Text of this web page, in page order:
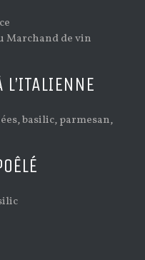
Marchand de vin
L’ITALIENNE
basilic, parmesan,